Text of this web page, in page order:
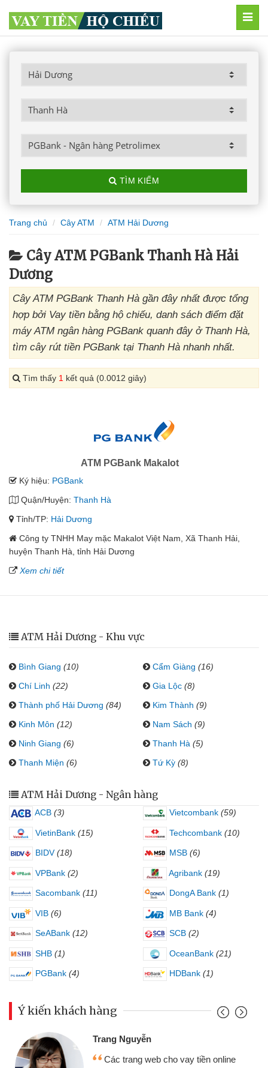
TÌM KIẾM
Trang chủ Cây ATM ATM Hải Dương
Cây ATM PGBank Thanh Hà Hải
Dương
Cây ATM PGBank Thanh Hà gần đây nhất được tổng
hợp bởi Vay tiền bằng hộ chiếu, danh sách điểm đặt
máy ATM ngân hàng PGBank quanh đây ở Thanh Hà,
tìm cây rút tiền PGBank tại Thanh Hà nhanh nhất.
Tìm thấy 1 kết quả (0.0012 giây)
ATM PGBank Makalot
Ký hiệu: PGBank
Quận/Huyện: Thanh Hà
Tỉnh/TP: Hải Dương
Công ty TNHH May mặc Makalot Việt Nam, Xã Thanh Hải,
huyện Thanh Hà, tỉnh Hải Dương
Xem chi tiết
ATM Hải Dương - Khu vực
Bình Giang (10) Cẩm Giàng (16)
Chí Linh (22) Gia Lộc (8)
Thành phố Hải Dương (84) Kim Thành (9)
Kinh Môn (12) Nam Sách (9)
Ninh Giang (6) Thanh Hà (5)
Thanh Miện (6) Tứ Kỳ (8)
ATM Hải Dương - Ngân hàng
ACB (3) Vietcombank (59)
VietinBank (15) Techcombank (10)
BIDV (18) MSB (6)
VPBank (2) Agribank (19)
Sacombank (11) DongA Bank (1)
VIB (6) MB Bank (4)
SeABank (12) SCB (2)
SHB (1) OceanBank (21)
PGBank (4) HDBank (1)
Ý kiến khách hàng
Trang Nguyễn
Các trang web cho vay tiền online